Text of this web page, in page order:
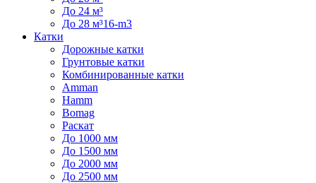
До 24 м³
До 28 м³16-m3
Катки
Дорожные катки
Грунтовые катки
Комбинированные катки
Amman
Hamm
Bomag
Раскат
До 1000 мм
До 1500 мм
До 2000 мм
До 2500 мм